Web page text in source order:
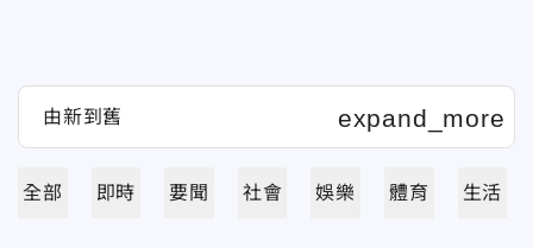
全部 即時 要聞 社會 娛樂 體育 生活